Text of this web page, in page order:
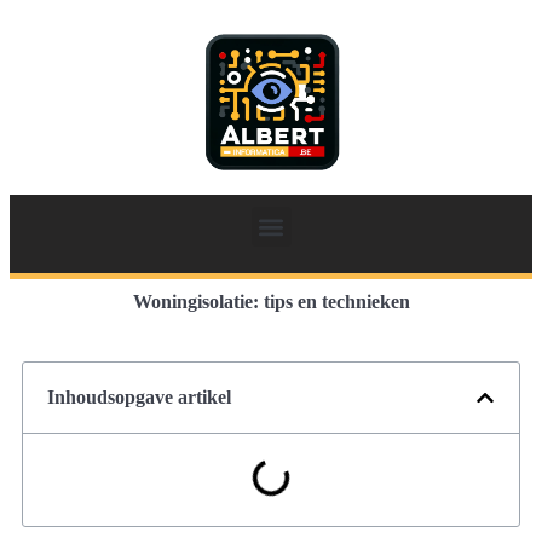
Woningisolatie: tips en technieken
Inhoudsopgave artikel